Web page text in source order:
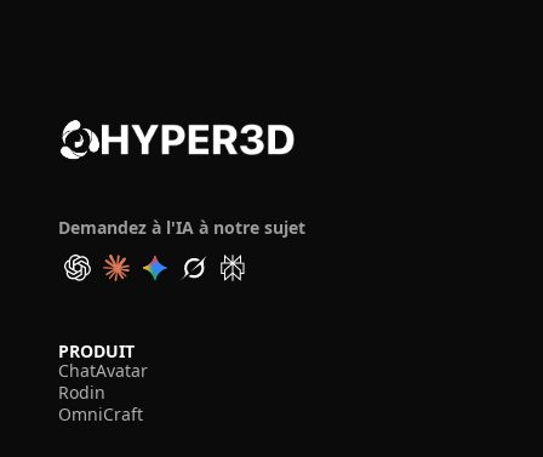
Demandez à l'IA à notre sujet
PRODUIT
ChatAvatar
Rodin
OmniCraft